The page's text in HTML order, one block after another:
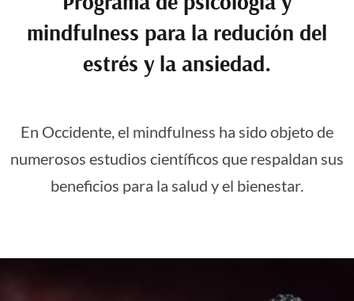
mindfulness para la redución del
estrés y la ansiedad.
En Occidente, el mindfulness ha sido objeto de
numerosos estudios científicos que respaldan sus
beneficios para la salud y el bienestar.